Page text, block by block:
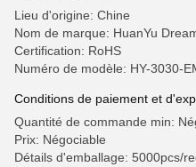
Lieu d'origine: Chine
Nom de marque: HuanYu
Certification: RoHS
Numéro de modèle: HY-3030-
Conditions de paiement et
Quantité de commande min:
Prix: Négociable
Détails d'emballage: 5000pcs/